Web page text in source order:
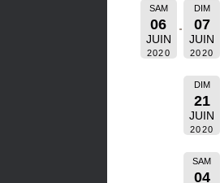
SAM
06
JUIN
2020
DIM
07
JUIN
2020
DIM
21
JUIN
2020
SAM
04